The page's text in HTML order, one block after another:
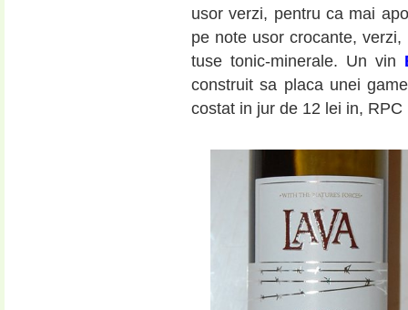
usor verzi, pentru ca mai
pe note usor crocante,
tuse tonic-minerale. Un vin
construit sa placa unei
costat in jur de 12 lei in, RPC